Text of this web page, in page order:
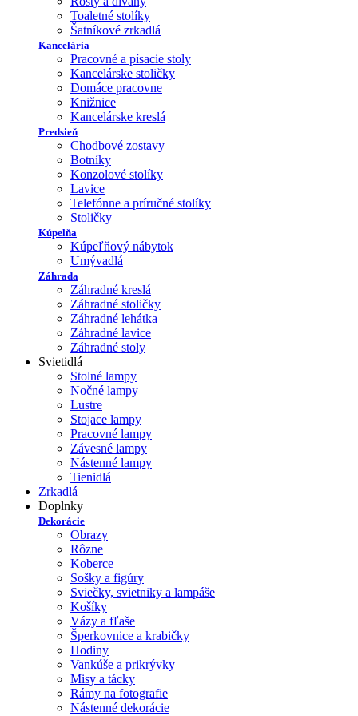
Toaletné stolíky
Šatníkové zrkadlá
Kancelária
Pracovné a písacie stoly
Kancelárske stoličky
Domáce pracovne
Knižnice
Kancelárske kreslá
Predsieň
Chodbové zostavy
Botníky
Konzolové stolíky
Lavice
Telefónne a príručné stolíky
Stoličky
Kúpelňa
Kúpeľňový nábytok
Umývadlá
Záhrada
Záhradné kreslá
Záhradné stoličky
Záhradné lehátka
Záhradné lavice
Záhradné stoly
Svietidlá
Stolné lampy
Nočné lampy
Lustre
Stojace lampy
Pracovné lampy
Závesné lampy
Nástenné lampy
Tienidlá
Zrkadlá
Doplnky
Dekorácie
Obrazy
Rôzne
Koberce
Sošky a figúry
Sviečky, svietniky a lampáše
Košíky
Vázy a fľaše
Šperkovnice a krabičky
Hodiny
Vankúše a prikrývky
Misy a tácky
Rámy na fotografie
Nástenné dekorácie